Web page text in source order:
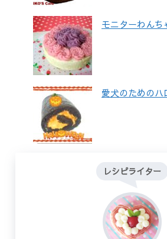
モニターわんち
愛犬のための
レシピライター